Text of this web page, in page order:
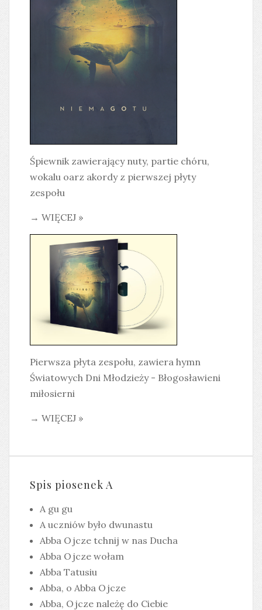
Śpiewnik zawierający nuty, partie chóru,
wokalu oarz akordy z pierwszej płyty
zespołu
→ WIĘCEJ »
Pierwsza płyta zespołu, zawiera hymn
Światowych Dni Młodzieży - Błogosławieni
miłosierni
→ WIĘCEJ »
Spis piosenek A
A gu gu
A uczniów było dwunastu
Abba Ojcze tchnij w nas Ducha
Abba Ojcze wołam
Abba Tatusiu
Abba, o Abba Ojcze
Abba, Ojcze należę do Ciebie